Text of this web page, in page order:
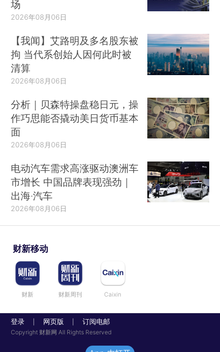
场
2026年08月06日
【我闻】艾路明及多名股东被
拘 当代系创始人因何此时被
清算
2026年08月06日
分析｜贝森特操盘稳日元，操
作巧思能否撬动美日货币基本
面
2026年08月06日
电动汽车需求高涨驱动澳洲车
市增长 中国品牌表现强劲｜
出海·汽车
2026年08月06日
财新移动
财新 财新周刊 Caixin
登录 网页版 订阅电邮
Copyright 财新网 All Rights Reserved